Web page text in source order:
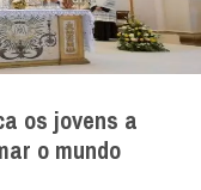
os jovens a
o mundo